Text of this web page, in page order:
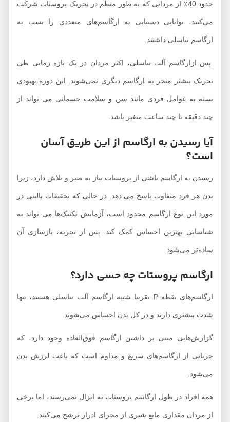
حدود 40٪ از مردانی که به طور منظم در تحریک پروستات شرکت
می‌کنند، توانایی دستیابی به ارگاسم‌های متعددی را نسب به
ارگاسم تناسلی داشتند.
پس ازارگاسم آلت تناسلی، اکثر مردان در یک بازه زمانی طی
تحریک بیشتر منجر به ارگاسم دیگری نمی‌شوند. این دوره بهبودی
بسته به عوامل فردی مانند سن و سلامت جسمانی می تواند از
چند دقیقه تا چند ساعت متغیر باشد.
آیا رسیدن به ارگاسم از این طریق آسان
است؟
رسیدن به ارگاسم ناشی از پروستات نیاز به صبر و تلاش دارد، زیرا
بدن هر فرد متفاوت پاسخ می دهد. در حالی که تحقیقات بالینی در
مورد این نوع ارگاسم محدود است، آزمایش تکنیک‌ها می تواند به
شناسایی بهترین احساس کمک کند. پس از تجربه، بازسازی آن
ساده‌تر می‌شود.
ارگاسم پروستات چه حسی دارد؟
ارگاسم‌های نقطه P تقریبا شبیه ارگاسم آلت تناسلی هستند، تنها
شدت بیشتری دارند و در کل بدن احساس می‌شوند.
گزارش‌هایی مبنی بر داشتن ارگاسم فوق‌العاده وجود دارد، که
جریانی از ارگاسم‌های سریع و مداوم است که باعث لرزش بدن
می‌شود.
همه افراد در طول ارگاسم پروستات به انزال نمی‌رسند، اما برخی
از مردان مقداری مایع شیری از مجرای ادرار ترشح می‌کنند.